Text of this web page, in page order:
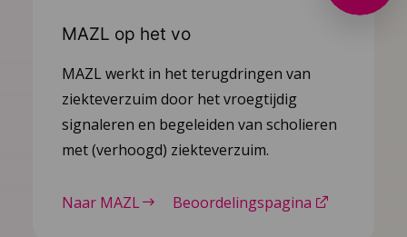
MAZL op het vo
MAZL werkt in het terugdringen van
ziekteverzuim door het vroegtijdig
signaleren en begeleiden van scholieren
met (verhoogd) ziekteverzuim.
Naar MAZL Beoordelingspagina